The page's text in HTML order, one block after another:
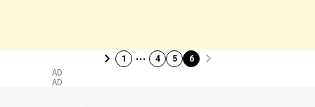
1 … 4 5 6
AD
AD